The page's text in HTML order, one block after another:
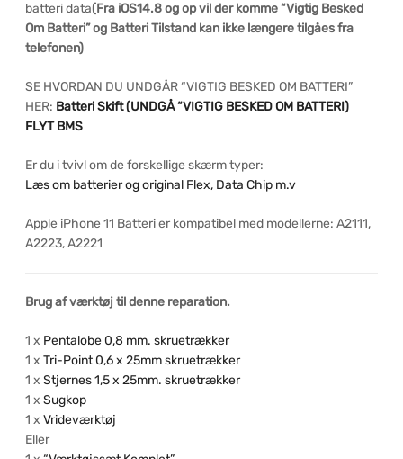
batteri data(Fra iOS14.8 og op vil der komme “Vigtig Besked
Om Batteri” og Batteri Tilstand kan ikke længeretilgåes fra
telefonen)
SE HVORDAN DU UNDGÅR “VIGTIG BESKED OM BATTERI”
HER: Batteri Skift (UNDGÅ “VIGTIG BESKED OM BATTERI)
FLYT BMS
Er du i tvivl om de forskellige skærm typer:
Læs om batterier og original Flex, Data Chip m.v
Apple iPhone 11 Batteri er kompatibel med modellerne: A2111,
A2223, A2221
Brug af værktøj til denne reparation.
1 x Pentalobe 0,8 mm. skruetrækker
1 x Tri-Point 0,6 x 25mm skruetrækker
1 x Stjernes 1,5 x 25mm. skruetrækker
1 x Sugkop
1 x Vrideværktøj
Eller